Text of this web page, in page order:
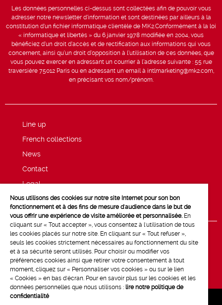
Les données personnelles ci-dessus sont collectées afin de pouvoir vous
adresser notre newsletter d’information et sont destinées par ailleurs à la
constitution d’un fichier informatique clientèle de MK2.Conformément à la loi
« informatique et libertés » du 6 janvier 1978 modifiée en 2004, vous
bénéficiez d’un droit d’accès et de rectification aux informations qui vous
concernent, ainsi qu’un droit d’opposition à l’utilisation de ces données, que
vous pouvez exercer en adressant un courrier à l’adresse suivante : 55 rue
traversière 75012 Paris ou en adressant un email à intlmarketing@mk2.com,
en précisant vos nom/prénom.
Line up
French collections
News
Contact
Legal
Privacy and cookie policy
Nous utilisons des cookies sur notre site Internet pour son bon
fonctionnement et à des fins de mesure d'audience dans le but de
vous offrir une expérience de visite améliorée et personnalisée. En
cliquant sur « Tout accepter », vous consentez à l'utilisation de tous
les cookies placés sur notre site. En cliquant sur « Tout refuser »,
seuls les cookies strictement nécessaires au fonctionnement du site
et à sa sécurité seront utilisés. Pour choisir ou modifier vos
préférences cookies ainsi que retirer votre consentement à tout
moment, cliquez sur « Personnaliser vos cookies » ou sur le lien
« Cookies » en bas d'écran. Pour en savoir plus sur les cookies et les
données personnelles que nous utilisons : lire notre politique de
confidentialité